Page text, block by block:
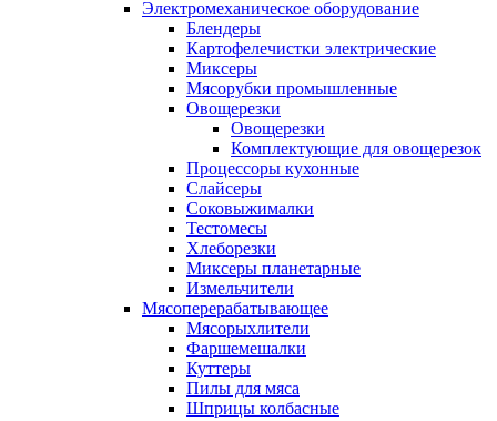
Электромеханическое оборудование
Блендеры
Картофелечистки электрические
Миксеры
Мясорубки промышленные
Овощерезки
Овощерезки
Комплектующие для овощерезок
Процессоры кухонные
Слайсеры
Соковыжималки
Тестомесы
Хлеборезки
Миксеры планетарные
Измельчители
Мясоперерабатывающее
Мясорыхлители
Фаршемешалки
Куттеры
Пилы для мяса
Шприцы колбасные